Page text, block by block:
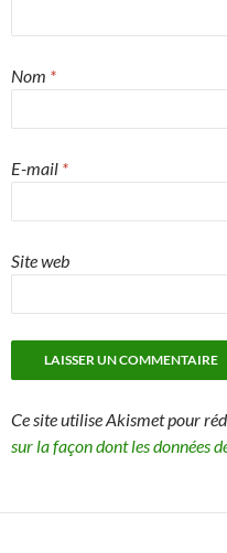
Nom *
E-mail *
Site web
Ce site utilise Akismet pour
sur la façon dont les données